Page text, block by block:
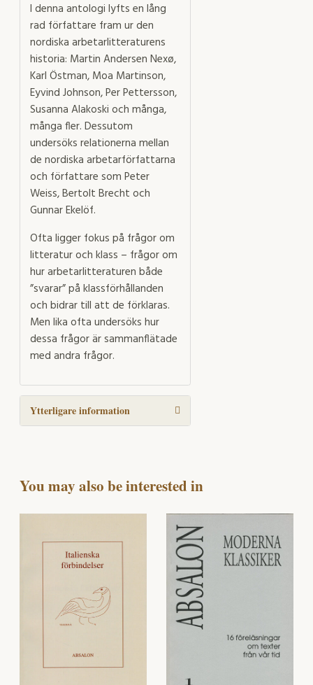
I denna antologi lyfts en lång
rad författare fram ur den
nordiska arbetarlitteraturens
historia: Martin Andersen Nexø,
Karl Östman, Moa Martinson,
Eyvind Johnson, Per Pettersson,
Susanna Alakoski och många,
många fler. Dessutom
undersöks relationerna mellan
de nordiska arbetarförfattarna
och författare som Peter
Weiss, Bertolt Brecht och
Gunnar Ekelöf.
Ofta ligger fokus på frågor om
litteratur och klass – frågor om
hur arbetarlitteraturen både
”svarar” på klassförhållanden
och bidrar till att de förklaras.
Men lika ofta undersöks hur
dessa frågor är sammanflätade
med andra frågor.
Ytterligare information
You may also be interested in